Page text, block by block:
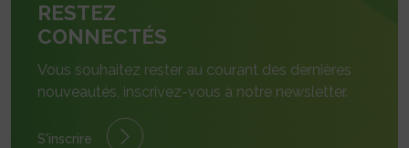
RESTEZ
CONNECTÉS
Vous souhaitez rester au courant des dernières
nouveautés, inscrivez-vous à notre newsletter.
S'inscrire